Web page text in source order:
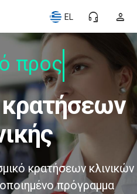
person
headset_mic
EL
προς τ
κρατήσεων κλινικών
πρόγραμμα